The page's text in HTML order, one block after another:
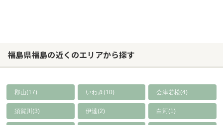
福島県福島の近くのエリアから探す
郡山(17) いわき(10) 会津若松(4)
須賀川(3) 伊達(2) 白河(1)